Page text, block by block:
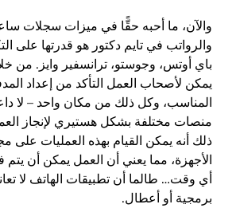
والآن، ما أحبه حقًّا في ميزات سجلات
والرواتب في تايم دكتور هو قدرتها على
باي أوتس، وجوستو، ترانسفير وايز. من
يمكن لأصحاب العمل التأكد من إعداد
المناسب، وكل ذلك من مكان واحد – لا
منصات مختلفة بشكل هستيري لإنجاز
ذلك أنه يمكن القيام بهذه العمليات
الأجهزة، مما يعني أن العمل يمكن أن
أي وقت… طالما أن تطبيقات الهاتف لا
برمجية أو أعطال.